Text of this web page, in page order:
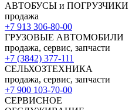
АВТОБУСЫ и ПОГРУЗЧИКИ
продажа
+7 913 306-80-00
ГРУЗОВЫЕ АВТОМОБИЛИ
продажа, сервис, запчасти
+7 (3842) 377-111
СЕЛЬХОЗТЕХНИКА
продажа, сервис, запчасти
+7 900 103-70-00
СЕРВИСНОЕ